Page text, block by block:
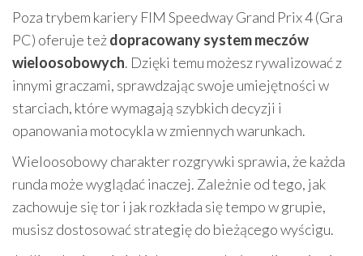
Poza trybem kariery FIM Speedway Grand Prix 4 (Gra
PC) oferuje teżdopracowany system meczów
wieloosobowych. Dzięki temu możesz rywalizować z
innymi graczami, sprawdzając swoje umiejętności w
starciach, które wymagają szybkich decyzji i
opanowania motocykla w zmiennych warunkach.
Wieloosobowy charakter rozgrywki sprawia, że każda
runda może wyglądać inaczej. Zależnie od tego, jak
zachowuje się tor i jak rozkłada się tempo w grupie,
musisz dostosować strategię do bieżącego wyścigu.